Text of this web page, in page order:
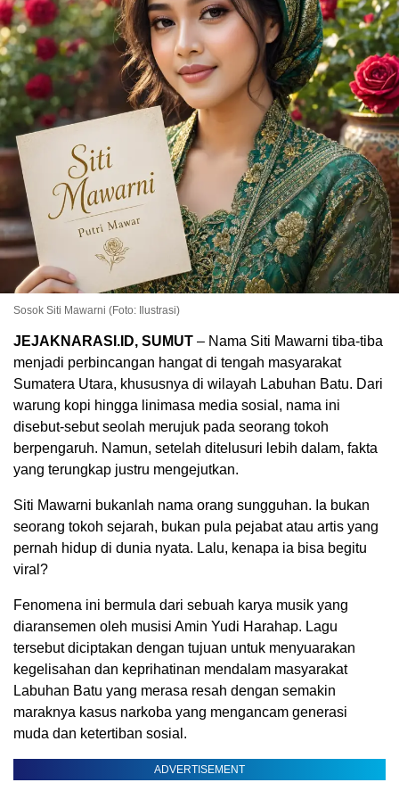
Sosok Siti Mawarni (Foto: Ilustrasi)
JEJAKNARASI.ID, SUMUT – Nama Siti Mawarni tiba-tiba
menjadi perbincangan hangat di tengah masyarakat
Sumatera Utara, khususnya di wilayah Labuhan Batu. Dari
warung kopi hingga linimasa media sosial, nama ini
disebut-sebut seolah merujuk pada seorang tokoh
berpengaruh. Namun, setelah ditelusuri lebih dalam, fakta
yang terungkap justru mengejutkan.
Siti Mawarni bukanlah nama orang sungguhan. Ia bukan
seorang tokoh sejarah, bukan pula pejabat atau artis yang
pernah hidup di dunia nyata. Lalu, kenapa ia bisa begitu
viral?
Fenomena ini bermula dari sebuah karya musik yang
diaransemen oleh musisi Amin Yudi Harahap. Lagu
tersebut diciptakan dengan tujuan untuk menyuarakan
kegelisahan dan keprihatinan mendalam masyarakat
Labuhan Batu yang merasa resah dengan semakin
maraknya kasus narkoba yang mengancam generasi
muda dan ketertiban sosial.
ADVERTISEMENT